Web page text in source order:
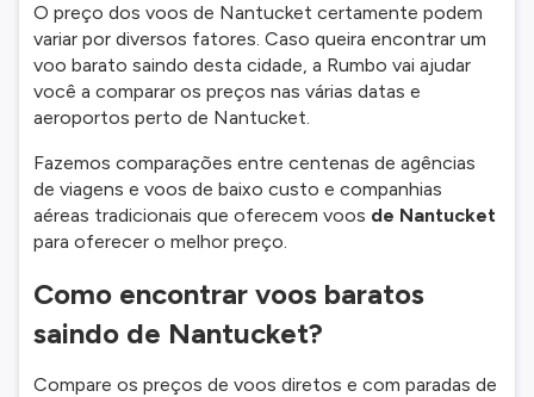
O preço dos voos de Nantucket certamente podem
variar por diversos fatores. Caso queira encontrar um
voo barato saindo desta cidade, a Rumbo vai ajudar
você a comparar os preços nas várias datas e
aeroportos perto de Nantucket.
Fazemos comparações entre centenas de agências
de viagens e voos de baixo custo e companhias
aéreas tradicionais que oferecem voos de Nantucket
para oferecer o melhor preço.
Como encontrar voos baratos
saindo de Nantucket?
Compare os preços de voos diretos e com paradas de